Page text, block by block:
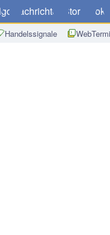
Nachrichten Store
Handelssignale
seit